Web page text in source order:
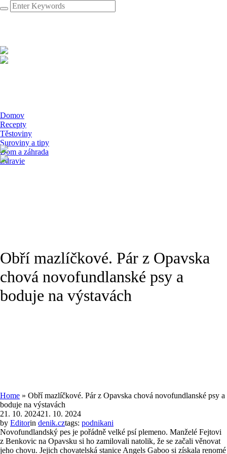
Domov
Recepty
Těstoviny
Suroviny a tipy
Dom a záhrada
Zdravie
Obří mazlíčkové. Pár z Opavska
chová novofundlanské psy a
boduje na výstavách
Home » Obří mazlíčkové. Pár z Opavska chová novofundlanské psy a
boduje na výstavách
21. 10. 202421. 10. 2024
by Editorin denik.cztags: podnikani
Novofundlandský pes je pořádně velké psí plemeno. Manželé Fejtovi
z Benkovic na Opavsku si ho zamilovali natolik, že se začali věnovat
jeho chovu. Jejich chovatelská stanice Angels Gaboo si získala renomé